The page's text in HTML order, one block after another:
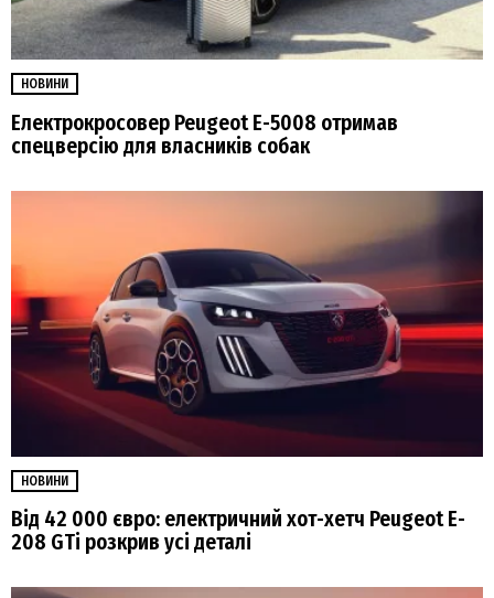
НОВИНИ
Електрокросовер Peugeot E-5008 отримав
спецверсію для власників собак
НОВИНИ
Від 42 000 євро: електричний хот-хетч Peugeot E-
208 GTi розкрив усі деталі